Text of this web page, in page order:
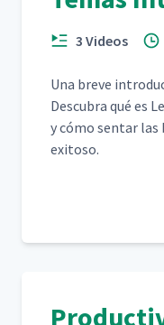
3 Videos
Una breve
Des­cubra qué es
y cómo sen­tar las
exitoso.